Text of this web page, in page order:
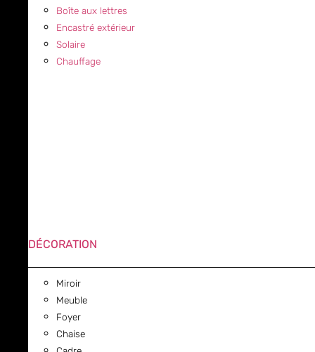
Boîte aux lettres
Encastré extérieur
Solaire
Chauffage
DÉCORATION
Miroir
Meuble
Foyer
Chaise